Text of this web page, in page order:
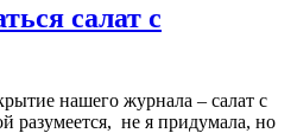
салат с
нашего журнала – салат с
разумеется, не я придумала, но